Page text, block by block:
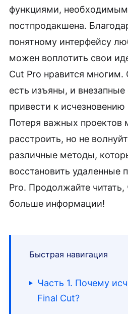
функциями,
постпродакшена.
понятному интерфейсу
можен воплотить свои
Cut Pro нравится
есть изъяны, и
привести к исчезновению
Потеря важных проектов
расстроить, но не
различные методы,
восстановить удаленные
Pro. Продолжайте читать,
больше информации!
Быстрая навигация
Часть 1. Почему
Final Cut?